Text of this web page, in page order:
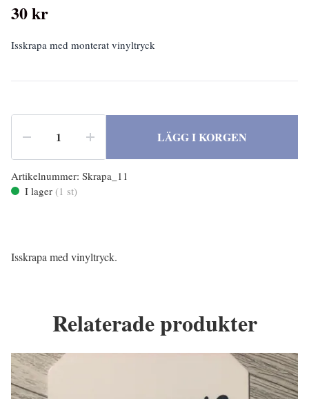
30 kr
Isskrapa med monterat vinyltryck
LÄGG I KORGEN
Artikelnummer: Skrapa_11
I lager (1 st)
Isskrapa med vinyltryck.
Relaterade produkter